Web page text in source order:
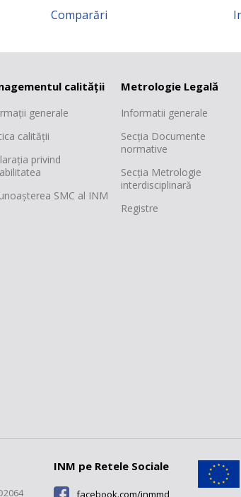
Instruiri
calității
generale
calității
privind
SMC al INM
Metrologie Legală
Informatii generale
Secția Documente
normative
Secția Metrologie
interdisciplinară
Registre
INM pe Retele Sociale
facebook.com/inmmd